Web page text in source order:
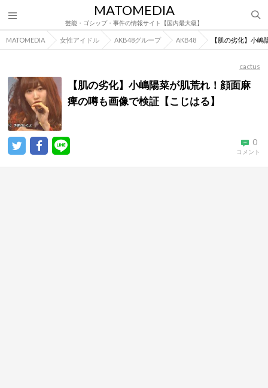
MATOMEDIA
芸能・ゴシップ・事件の情報サイト【国内最大級】
MATOMEDIA 女性アイドル AKB48グループ AKB48 【肌の劣化】小
cactus
【肌の劣化】小嶋陽菜が肌荒れ！顔面麻
痺の噂も画像で検証【こじはる】
0
コメント